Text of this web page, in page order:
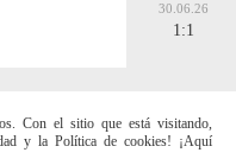
30.06.26
1:1
Con el sitio que está visitando,
y la Política de cookies! ¡Aquí